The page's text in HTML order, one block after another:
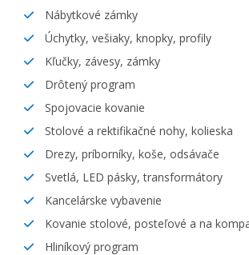
Nábytkové zámky
Úchytky, vešiaky, knopky, profily
Kľučky, závesy, zámky
Drôtený program
Spojovacie kovanie
Stolové a rektifikačné nohy, kolieska
Drezy, príborníky, koše, odsávače
Svetlá, LED pásky, transformátory
Kancelárske vybavenie
Kovanie stolové, posteľové a na
Hliníkový program